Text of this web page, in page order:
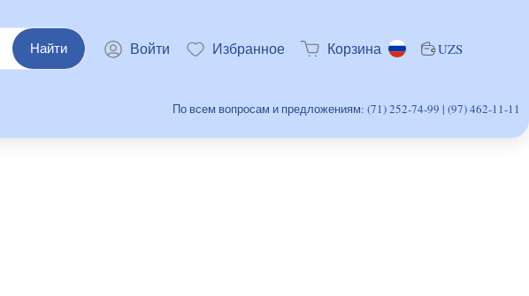
Найти Войти Избранное Корзина UZS
По всем вопросам и предложениям: (71) 252-74-99 | (97) 462-11-11